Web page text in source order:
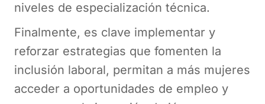
niveles de especialización técnica.
Finalmente, es clave implementar y
reforzar estrategias que fomenten la
inclusión laboral, permitan a más mujeres
acceder a oportunidades de empleo y